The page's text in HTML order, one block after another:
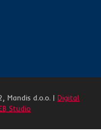
Mandis d.o.o. | Digital
Studio